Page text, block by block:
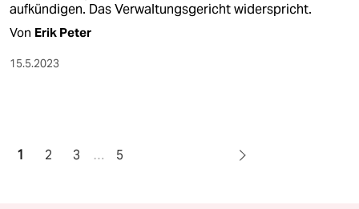
aufkündigen. Das Verwaltungsgericht widerspricht.
Von Erik Peter
15.5.2023
1 2 3 … 5